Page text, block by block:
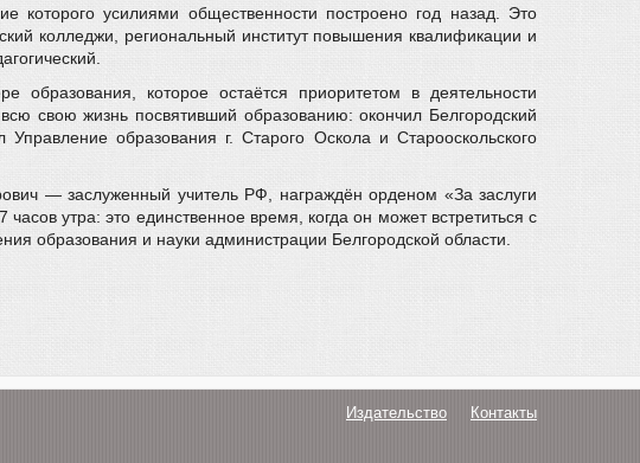
которого усилиями общественности построено год назад. Это
колледжи, региональный институт повышения квалификации и
образования, которое остаётся приоритетом в деятельности
свою жизнь посвятивший образованию: окончил Белгородский
образования г. Старого Оскола и Старооскольского
— заслуженный учитель РФ, награждён орденом «За заслуги
утра: это единственное время, когда он может встретиться с
образования и науки администрации Белгородской области.
Издательство Контакты